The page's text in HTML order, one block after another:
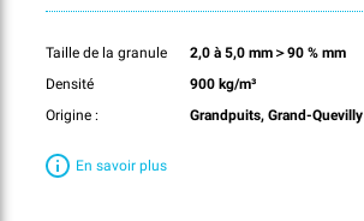
Taille de la granule
2,0 à 5,0 mm＞90 % mm
Densité
900 kg/m³
Origine :
Grandpuits, Grand-Quevilly
En savoir plus